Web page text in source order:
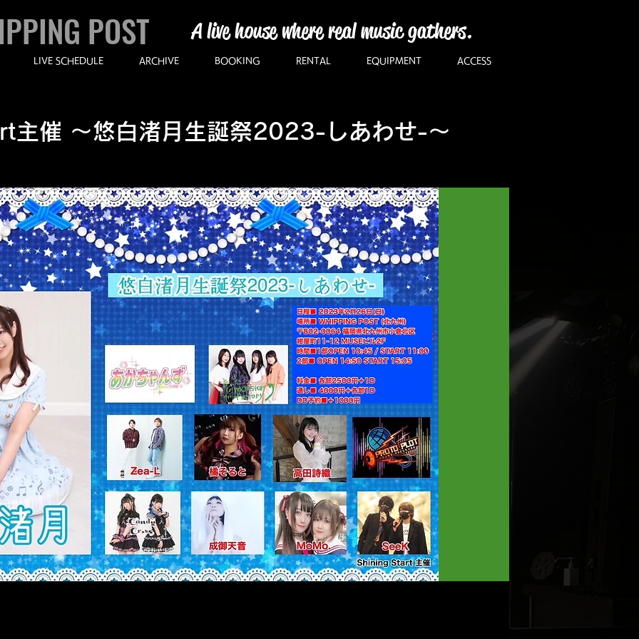
POST A live house where real music gathers.
LIVE SCHEDULE ARCHIVE BOOKING RENTAL EQUIPMENT ACCESS
主催 ～悠白渚月生誕祭2023-しあわせ-～